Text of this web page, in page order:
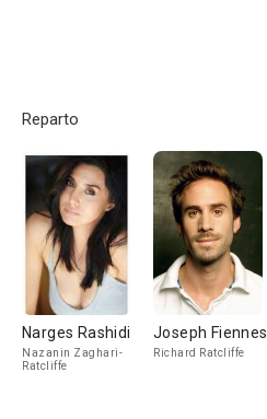
Reparto
Narges Rashidi
Nazanin Zaghari-
Ratcliffe
Joseph Fiennes
Richard Ratcliffe